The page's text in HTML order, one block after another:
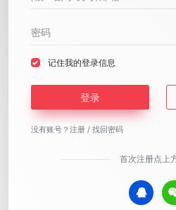
记住我的登录信息
登录
没有账号？ 注册 / 找回密码
首次注册点上